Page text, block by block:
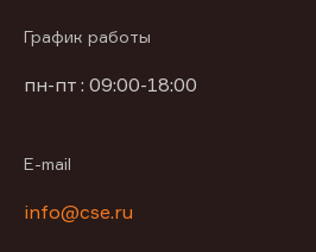
График работы
пн-пт : 09:00-18:00
E-mail
info@cse.ru